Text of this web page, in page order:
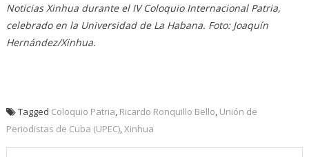
Noticias Xinhua durante el IV Coloquio Internacional Patria,
celebrado en la Universidad de La Habana. Foto: Joaquín
Hernández/Xinhua.
Tagged Coloquio Patria, Ricardo Ronquillo Bello, Unión de
Periodistas de Cuba (UPEC),Xinhua